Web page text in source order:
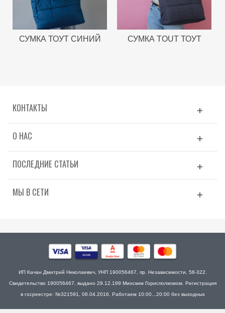
СУМКА ТОУТ СИНИЙ
СУМКА TOUT ТОУТ
КОНТАКТЫ
О НАС
ПОСЛЕДНИЕ СТАТЬИ
МЫ В СЕТИ
ИП Качан Дмитрий Николаевич, УНП 190056467, пр. Независимости, 58-322.
Свидетельство 190056467, выдано 29.12.199 Минским Горисполкомом. Регистрация
в госреестре: №321591, 08.04.2016. Работаем 10:00...20:00 без выходных